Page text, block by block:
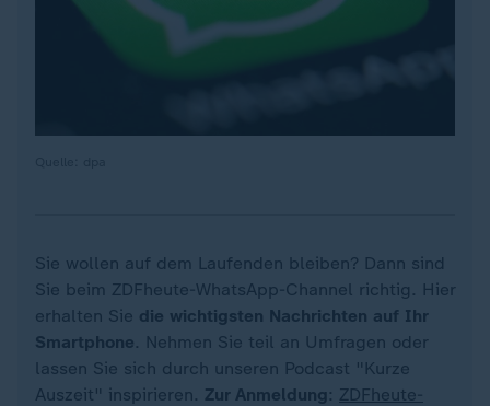
Sie wollen auf dem Laufenden bleiben? Dann sind
Sie beim ZDFheute-WhatsApp-Channel richtig. Hier
erhalten Sie die wichtigsten Nachrichten auf Ihr
Smartphone. Nehmen Sie teil an Umfragen oder
lassen Sie sich durch unseren Podcast "Kurze
Auszeit" inspirieren. Zur Anmeldung : ZDFheute-